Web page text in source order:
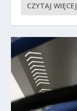
CZYTAJ WIĘCEJ